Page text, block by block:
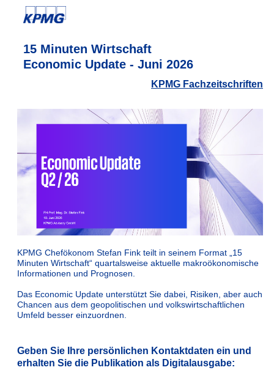
15 Minuten Wirtschaft
Economic Update - Juni 2026
KPMG Fachzeitschriften
KPMG Chefökonom Stefan Fink teilt in seinem Format „15
Minuten Wirtschaft“ quartalsweise aktuelle makroökonomische
Informationen und Prognosen.
Das Economic Update unterstützt Sie dabei, Risiken, aber auch
Chancen aus dem geopolitischen und volkswirtschaftlichen
Umfeld besser einzuordnen.
Geben Sie Ihre persönlichen Kontaktdaten ein und
erhalten Sie die Publikation als Digitalausgabe: